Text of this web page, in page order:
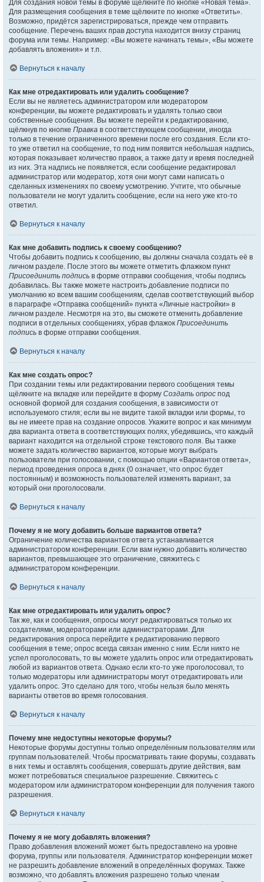
Для создания новой темы в форуме щёлкните по кнопке «Новая тема».
Для размещения сообщения в теме щёлкните по кнопке «Ответить».
Возможно, придётся зарегистрироваться, прежде чем отправить
сообщение. Перечень ваших прав доступа находится внизу страниц
форума или темы. Например: «Вы можете начинать темы», «Вы можете
добавлять вложения» и т.п.
Вернуться к началу
Как мне отредактировать или удалить сообщение?
Если вы не являетесь администратором или модератором
конференции, вы можете редактировать и удалять только свои
собственные сообщения. Вы можете перейти к редактированию,
щёлкнув по кнопке Правка в соответствующем сообщении, иногда
только в течение ограниченного времени после его создания. Если кто-
то уже ответил на сообщение, то под ним появится небольшая надпись,
которая показывает количество правок, а также дату и время последней
из них. Эта надпись не появляется, если сообщение редактировал
администратор или модератор, хотя они могут сами написать о
сделанных изменениях по своему усмотрению. Учтите, что обычные
пользователи не могут удалить сообщение, если на него уже кто-то
ответил.
Вернуться к началу
Как мне добавить подпись к своему сообщению?
Чтобы добавить подпись к сообщению, вы должны сначала создать её в
личном разделе. После этого вы можете отметить флажком пункт
Присоединить подпись в форме отправки сообщения, чтобы подпись
добавилась. Вы также можете настроить добавление подписи по
умолчанию ко всем вашим сообщениям, сделав соответствующий выбор
в параграфе «Отправка сообщений» пункта «Личные настройки» в
личном разделе. Несмотря на это, вы сможете отменить добавление
подписи в отдельных сообщениях, убрав флажок Присоединить
подпись в форме отправки сообщения.
Вернуться к началу
Как мне создать опрос?
При создании темы или редактировании первого сообщения темы
щёлкните на вкладке или перейдите в форму Создать опрос под
основной формой для создания сообщения, в зависимости от
используемого стиля; если вы не видите такой вкладки или формы, то
вы не имеете прав на создание опросов. Укажите вопрос и как минимум
два варианта ответа в соответствующих полях, убедившись, что каждый
вариант находится на отдельной строке текстового поля. Вы также
можете задать количество вариантов, которые могут выбрать
пользователи при голосовании, с помощью опции «Вариантов ответа»,
период проведения опроса в днях (0 означает, что опрос будет
постоянным) и возможность пользователей изменять вариант, за
который они проголосовали.
Вернуться к началу
Почему я не могу добавить больше вариантов ответа?
Ограничение количества вариантов ответа устанавливается
администратором конференции. Если вам нужно добавить количество
вариантов, превышающее это ограничение, свяжитесь с
администратором конференции.
Вернуться к началу
Как мне отредактировать или удалить опрос?
Так же, как и сообщения, опросы могут редактироваться только их
создателями, модераторами или администраторами. Для
редактирования опроса перейдите к редактированию первого
сообщения в теме; опрос всегда связан именно с ним. Если никто не
успел проголосовать, то вы можете удалить опрос или отредактировать
любой из вариантов ответа. Однако если кто-то уже проголосовал, то
только модераторы или администраторы могут отредактировать или
удалить опрос. Это сделано для того, чтобы нельзя было менять
варианты ответов во время голосования.
Вернуться к началу
Почему мне недоступны некоторые форумы?
Некоторые форумы доступны только определённым пользователям или
группам пользователей. Чтобы просматривать такие форумы, создавать
в них темы и оставлять сообщения, совершать другие действия, вам
может потребоваться специальное разрешение. Свяжитесь с
модератором или администратором конференции для получения такого
разрешения.
Вернуться к началу
Почему я не могу добавлять вложения?
Право добавления вложений может быть предоставлено на уровне
форума, группы или пользователя. Администратор конференции может
не разрешить добавление вложений в определённых форумах. Также
возможно, что добавлять вложения разрешено только членам